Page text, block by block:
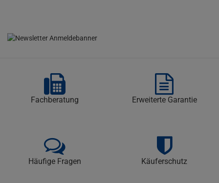
Fachberatung Erweiterte Garantie
Häufige Fragen Käuferschutz